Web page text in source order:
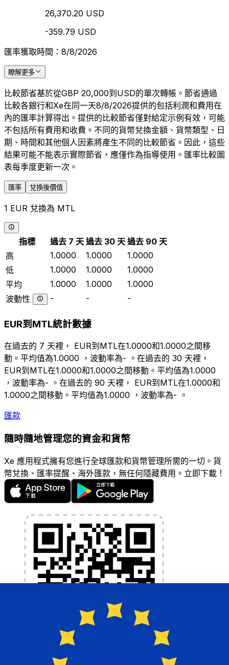
26,370.20 USD
-359.79 USD
匯率獲取時間：8/8/2026
瞭解更多
比較節省基於從GBP 20,000到USD的單次轉帳。節省通過
比較各銀行和Xe在同一天8/8/2026提供的包括利潤和費用在
內的匯率計算得出。提供的比較節省僅對給定示例有效，可能
不包括所有費用和收費。不同的貨幣兌換金額、貨幣類型、日
期、時間和其他個人因素將產生不同的比較節省。因此，這些
結果可能不能表示實際節省，應僅作為指導使用。匯率比較圖
表每季度更新一次。
匯率 兌換後價值
1 EUR 兌換為 MTL
指標 過去 7 天 過去 30 天 過去 90 天
高
1.0000 1.0000
1.0000
低
1.0000 1.0000
1.0000
平均
1.0000 1.0000
1.0000
波動性
- - -
EUR到MTL統計數據
在過去的 7 天裡， EUR到MTL在1.0000和1.0000之間移
動。平均值為1.0000 ，波動率為- 。在過去的 30 天裡，
EUR到MTL在1.0000和1.0000之間移動。平均值為1.0000
，波動率為- 。在過去的 90 天裡， EUR到MTL在1.0000和
1.0000之間移動。平均值為1.0000 ，波動率為- 。
匯款
隨時隨地管理您的資金和貨幣
Xe 應用程式擁有您進行全球匯款和貨幣管理所需的一切。貨
幣兌換、匯率提醒、海外匯款，無任何隱藏費用。立即下載！